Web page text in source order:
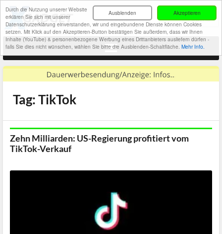
Akzeptieren
Ausblenden
Durch die Nutzung unserer Website
erklären Sie sich mit unserer
Datenschutzerklärung einverstanden, wir und eingebundene Dienste können Cookies
setzen. Mit Klick auf den Akzeptieren-Button bestätigen Sie außerdem, dass wir Ihnen
Inhalte (YouTube) & personenbezogene Werbung eines Drittanbieters ausliefern dürfen -
falls Sie dies nicht wünschen, wählen Sie bitte die Ausblenden-Schaltfläche. Mehr Info.
Tag: TikTok
Zehn Milliarden: US-Regierung profitiert vom
TikTok-Verkauf